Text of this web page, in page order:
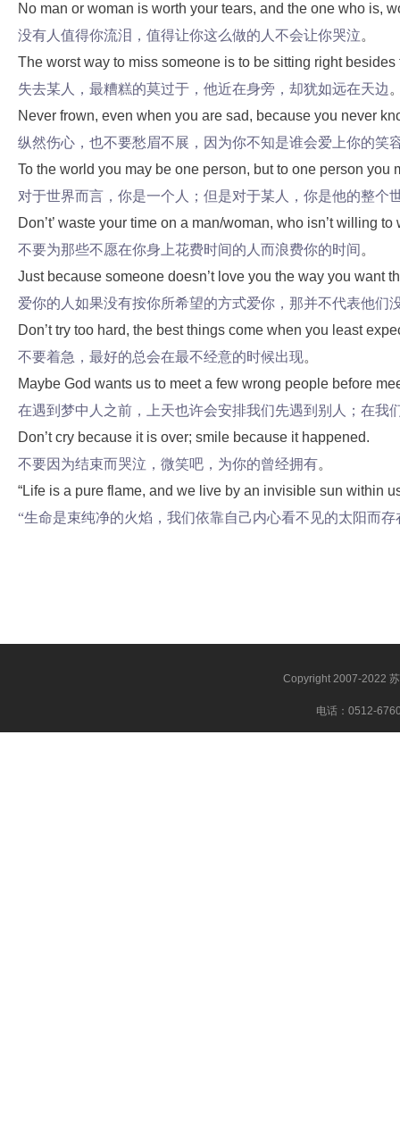
No man or woman is worth your tears, and the one who is,
没有人值得你流泪，值得让你这么做的人不会让你哭泣。
The worst way to miss someone is to be sitting right
失去某人，最糟糕的莫过于，他近在身旁，却犹如远在天边
Never frown, even when you are sad, because you never
纵然伤心，也不要愁眉不展，因为你不知是谁会爱上你的笑
To the world you may be one person, but to one person you
对于世界而言，你是一个人；但是对于某人，你是他的整个
Don’t’ waste your time on a man/woman, who isn’t willing
不要为那些不愿在你身上花费时间的人而浪费你的时间 。
Just because someone doesn’t love you the way you want
爱你的人如果没有按你所希望的方式爱你，那并不代表他们
Don’t try too hard, the best things come when you least
不要着急，最好的总会在最不经意的时候出现。
Maybe God wants us to meet a few wrong people before
在遇到梦中人之前，
上天也许会安排我们先遇到别人；在
Don’t cry because it is over; smile because it happened.
不要因为结束而哭泣，微笑吧，为你的曾经拥有。
“Life is a pure flame, and we live by an invisible sun within
“生命是束纯净的火焰，我们依靠自己内心看不见的太阳而存
Copyright 2007-2022
电话：0512-